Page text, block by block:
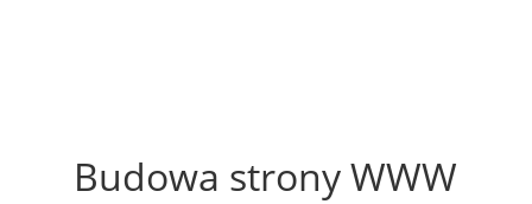
Budowa strony WWW